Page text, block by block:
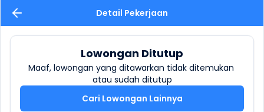
Detail Pekerjaan
Lowongan Ditutup
Maaf, lowongan yang ditawarkan tidak ditemukan
atau sudah ditutup
Cari Lowongan Lainnya